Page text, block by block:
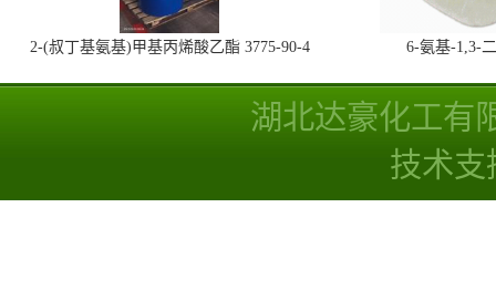
2-(叔丁基氨基)甲基丙烯酸乙酯 3775-90-4 6-氨基-1,3-
湖北达豪化工有
技术